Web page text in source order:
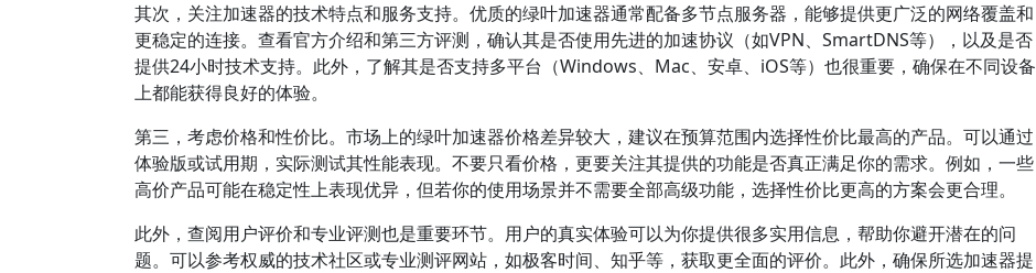
其次，关注加速器的技术特点和服务支持。优质的绿叶加速器通常配备多节点服务器，能够提供更广泛的网络覆盖和
更稳定的连接。查看官方介绍和第三方评测，确认其是否使用先进的加速协议（如VPN、SmartDNS等），以及是否
提供24小时技术支持。此外，了解其是否支持多平台（Windows、Mac、安卓、iOS等）也很重要，确保在不同设备
上都能获得良好的体验。
第三，考虑价格和性价比。市场上的绿叶加速器价格差异较大，建议在预算范围内选择性价比最高的产品。可以通过
体验版或试用期，实际测试其性能表现。不要只看价格，更要关注其提供的功能是否真正满足你的需求。例如，一些
高价产品可能在稳定性上表现优异，但若你的使用场景并不需要全部高级功能，选择性价比更高的方案会更合理。
此外，查阅用户评价和专业评测也是重要环节。用户的真实体验可以为你提供很多实用信息，帮助你避开潜在的问
题。可以参考权威的技术社区或专业测评网站，如极客时间、知乎等，获取更全面的评价。此外，确保所选加速器提